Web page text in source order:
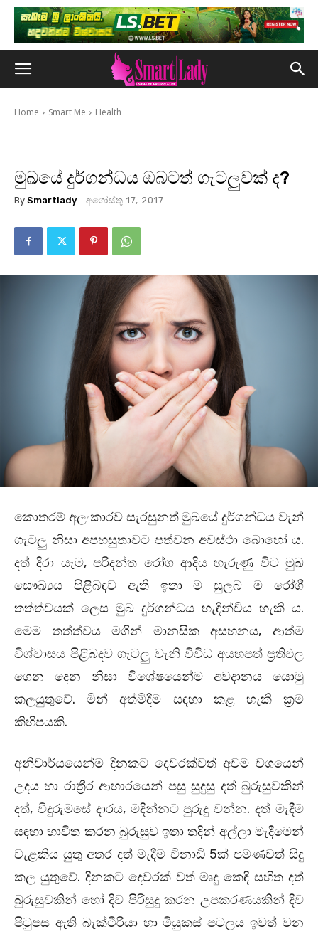
Home Smart Me Health
මුඛයේ දුර්ගන්ධය ඔබටත් ගැටලුවක් ද?
By Smartlady අගෝස්තු 17, 2017
කොතරම් අලංකාරව සැරසුනත් මුඛයේ දුර්ගන්ධය වැන්
ගැටලු නිසා අපහසුතාවට පත්වන අවස්ථා බොහෝ ය.
දත් දිරා යැම, පරිදන්ත රෝග ආදිය හැරුණු විට මුඛ
සෞඛ්‍යය පිළිබඳව ඇති ඉතා ම සුලබ ම රෝගී
තත්ත්වයක්‌ ලෙස මුඛ දුර්ගන්ධය හැඳින්විය හැකි ය.
මෙම තත්ත්වය මගින් මානසික අසහනය, ආත්ම
විශ්වාසය පිළිබඳව ගැටලු වැනි විවිධ අයහපත් ප්‍රතිඵල
ගෙන දෙන නිසා විශේෂයෙන්ම අවදානය යොමු
කලයුතුවේ. මින් අත්මිදීම සඳහා කළ හැකි ක්‍රම
කිහිපයකි.
අනිවාර්යයෙන්ම දිනකට දෙවරක්වත් අවම වශයෙන්
උදය හා රාත්‍රීර ආහාරයෙන් පසු සුදුසු දත් බුරුසුවකින්
දත්, විදුරුමසේ දාරය, මදින්නට පුරුදු වන්න. දත් මැදීම
සඳහා භාවිත කරන බුරුසුව ඉතා තදින් අල්ලා මැදීමෙන්
වැළකිය යුතු අතර දත් මැදීම විනාඩි 5ක් පමණවත් සිදු
කල යුතුවේ. දිනකට දෙවරක් වත් මෘදු කෙඳි සහිත දත්
බුරුසුවකින් හෝ දිව පිරිසුදු කරන උපකරණයකින් දිව
පිටුපස ඇති බැක්ටීරියා හා මියුකස් පටලය ඉවත් වන